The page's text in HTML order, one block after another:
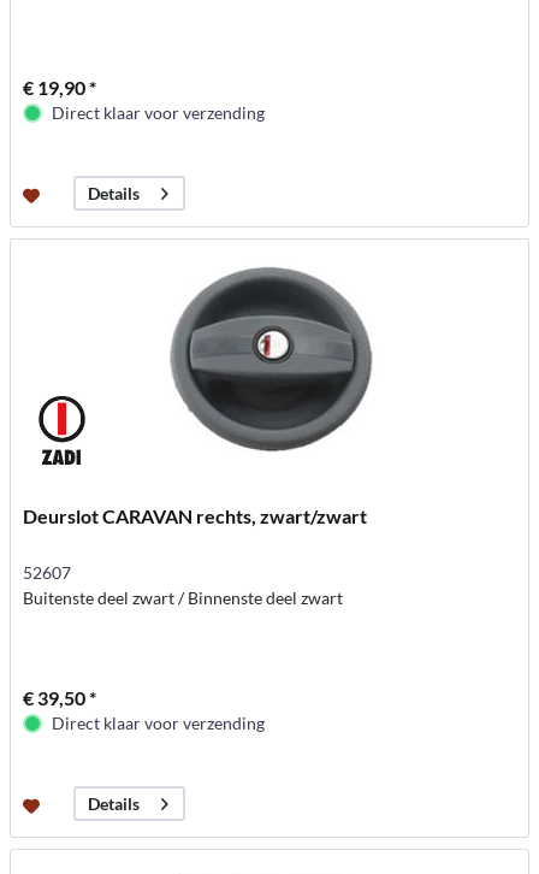
€ 19,90 *
Direct klaar voor verzending
Details
Deurslot CARAVAN rechts, zwart/zwart
52607
Buitenste deel zwart / Binnenste deel zwart
€ 39,50 *
Direct klaar voor verzending
Details